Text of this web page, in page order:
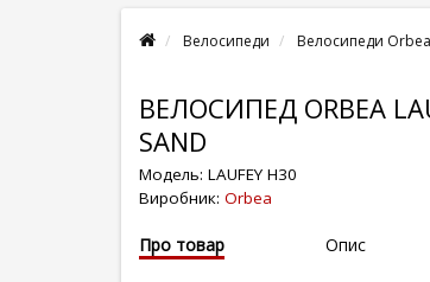
Велосипеди Велосипеди Orbea
ВЕЛОСИПЕД ORBEA
SAND
Модель: LAUFEY H30
Виробник: Orbea
Про товар Опис